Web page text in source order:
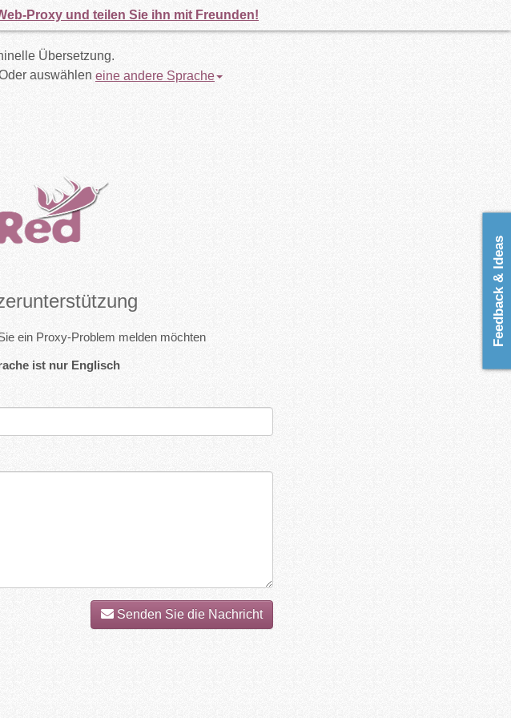
Übersetzung.
auswählen eine andere Sprache
ein Proxy-Problem melden möchten
ist nur Englisch
Senden Sie die Nachricht
Feedback & Ideas
Proxy und teilen Sie ihn mit Freunden!